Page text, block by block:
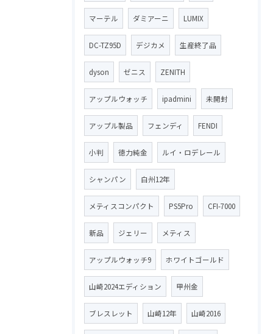
マーテル ダミアーニ LUMIX
DC-TZ95D デジカメ 生産終了品
dyson ゼニス ZENITH
アップルウォッチ ipadmini 未開封
アップル製品 フェンディ FENDI
小判 徳力純金 ルイ・ロデレール
シャンパン 白州12年
メティスコンパクト PS5Pro CFI-7000
新品 ジェリー メティス
アップルウォッチ9 ホワイトゴールド
山崎2024エディション 甲州金
ブレスレット 山崎12年 山崎2016